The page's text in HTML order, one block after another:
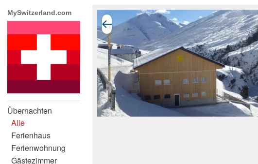
MySwitzerland.com
Übernachten
Alle
Ferienhaus
Ferienwohnung
Gästezimmer